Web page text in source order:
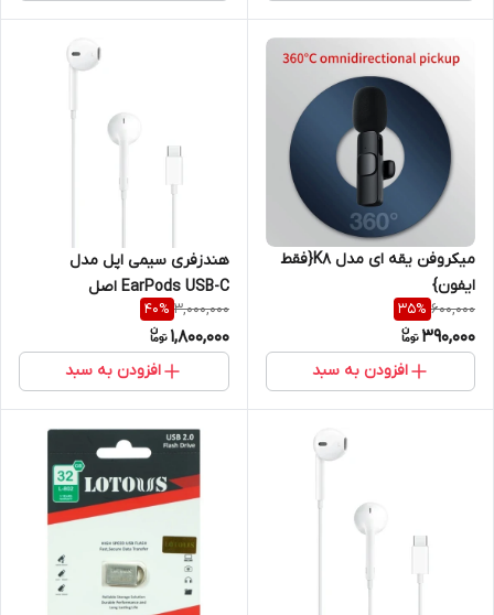
میکروفن یقه ای مدل K8{فقط
ایفون}
600,000
35%
390,000
افزودن به سبد
هندزفری سیمی اپل مدل
EarPods USB-C اصل
3,000,000
40%
1,800,000
افزودن به سبد